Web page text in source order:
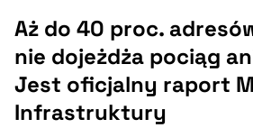
Aż do 40 proc.
nie dojeżdża pociąg
Jest oficjalny raport
Infrastruktury